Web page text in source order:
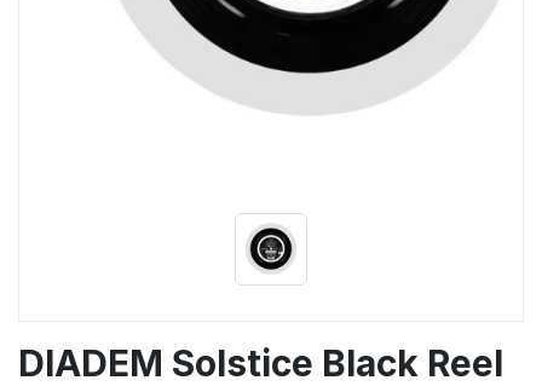
DIADEM Solstice Black Reel